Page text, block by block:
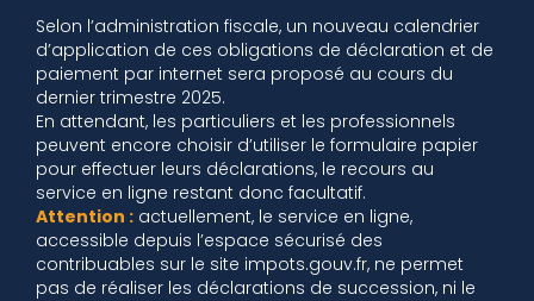
Selon l’administration fiscale, un nouveau calendrier
d’application de ces obligations de déclaration et de
paiement par internet sera proposé au cours du
dernier trimestre 2025.
En attendant, les particuliers et les professionnels
peuvent encore choisir d’utiliser le formulaire papier
pour effectuer leurs déclarations, le recours au
service en ligne restant donc facultatif.
Attention : actuellement, le service en ligne,
accessible depuis l’espace sécurisé des
contribuables sur le site impots.gouv.fr, ne permet
pas de réaliser les déclarations de succession, ni le